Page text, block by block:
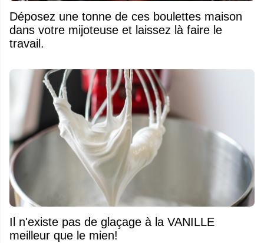
Déposez une tonne de ces boulettes maison
dans votre mijoteuse et laissez là faire le
travail.
Il n'existe pas de glaçage à la VANILLE
meilleur que le mien!